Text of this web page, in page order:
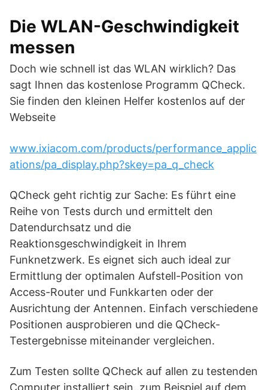
Die WLAN-Geschwindigkeit
messen
Doch wie schnell ist das WLAN wirklich? Das
sagt Ihnen das kostenlose Programm QCheck.
Sie finden den kleinen Helfer kostenlos auf der
Webseite
www.ixiacom.com/products/performance_applic
ations/pa_display.php?skey=pa_q_check
QCheck geht richtig zur Sache: Es führt eine
Reihe von Tests durch und ermittelt den
Datendurchsatz und die
Reaktionsgeschwindigkeit in Ihrem
Funknetzwerk. Es eignet sich auch ideal zur
Ermittlung der optimalen Aufstell-Position von
Access-Router und Funkkarten oder der
Ausrichtung der Antennen. Einfach verschiedene
Positionen ausprobieren und die QCheck-
Testergebnisse miteinander vergleichen.
Zum Testen sollte QCheck auf allen zu testenden
Computer installiert sein, zum Beispiel auf dem